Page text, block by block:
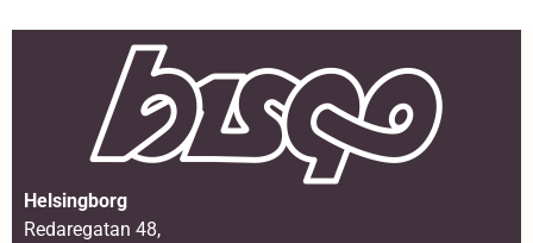
Helsingborg
Redaregatan 48,